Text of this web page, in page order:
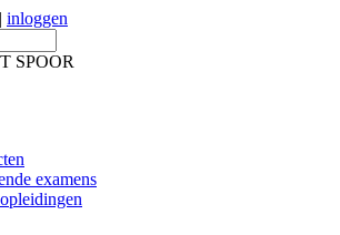
inloggen
SPOOR
examens